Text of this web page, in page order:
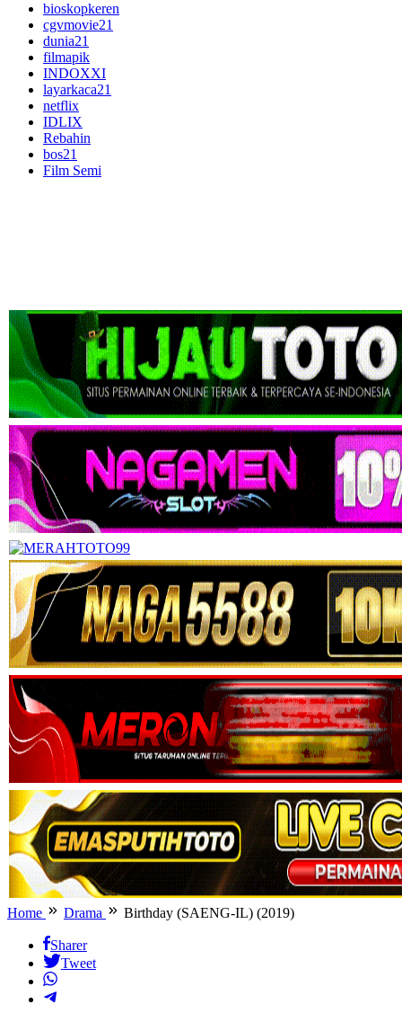
bioskopkeren
cgvmovie21
dunia21
filmapik
INDOXXI
layarkaca21
netflix
IDLIX
Rebahin
bos21
Film Semi
Home Drama Birthday (SAENG-IL) (2019)
Sharer
Tweet